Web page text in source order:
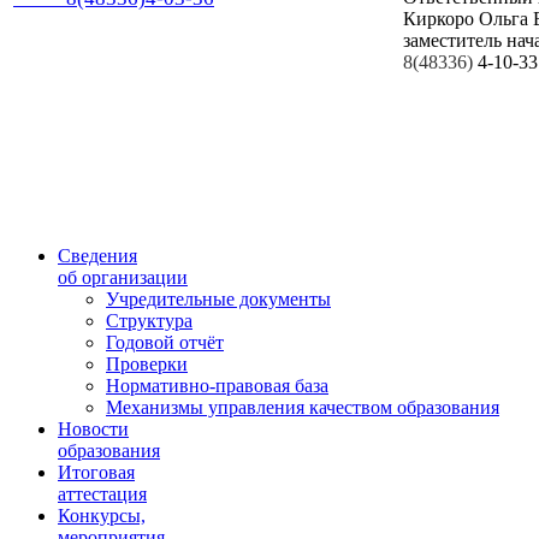
Киркоро Ольга
заместитель
8(48336) 4-10-33
Сведения
об организации
Учредительные документы
Структура
Годовой отчёт
Проверки
Нормативно-правовая база
Механизмы управления качеством образования
Новости
образования
Итоговая
аттестация
Конкурсы,